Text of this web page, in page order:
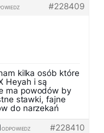
#228409
kilka osób które
Heyah i są
ma powodów by
stawki, fajne
do narzekań
#228410
ODPOWIEDZ